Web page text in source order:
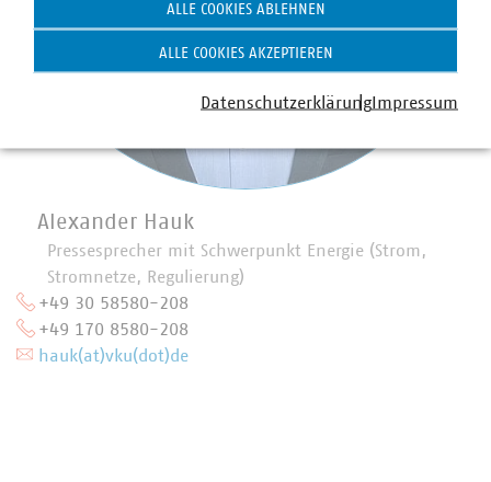
Alexander Hauk
Pressesprecher mit Schwerpunkt Energie (Strom,
Stromnetze, Regulierung)
+49 30 58580-208
+49 170 8580-208
hauk(at)vku(dot)de
ALLE COOKIES ABLEHNEN
ALLE COOKIES AKZEPTIEREN
DatenschutzerklärungImpressum